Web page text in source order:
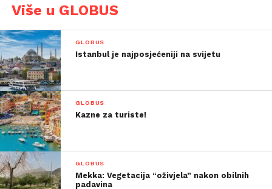
Više u GLOBUS
GLOBUS
Istanbul je najposjećeniji na svijetu
GLOBUS
Kazne za turiste!
GLOBUS
Mekka: Vegetacija “oživjela” nakon obilnih
padavina